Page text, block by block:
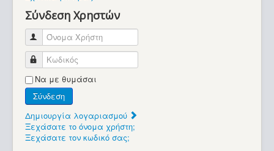
Σύνδεση Χρηστών
Όνομα Χρήστη
Κωδικός
Να με θυμάσαι
Σύνδεση
Δημιουργία λογαριασμού
Ξεχάσατε το όνομα χρήστη;
Ξεχάσατε τον κωδικό σας;